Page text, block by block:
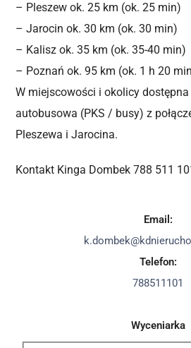
– Pleszew ok. 25 km (ok. 25 min)
– Jarocin ok. 30 km (ok. 30 min)
– Kalisz ok. 35 km (ok. 35-40 min)
– Poznań ok. 95 km (ok. 1 h 20
W miejscowości i okolicy
autobusowa (PKS / busy) z
Pleszewa i Jarocina.
Kontakt Kinga Dombek 788 511
Email:
Telefon:
788511101
Wyceniarka